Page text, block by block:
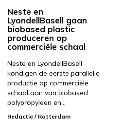
Neste en
LyondellBasell gaan
biobased plastic
produceren op
commerciële schaal
Neste en LyondellBasell
kondigen de eerste parallelle
productie op commerciële
schaal aan van biobased
polypropyleen en…
Redactie / Rotterdam